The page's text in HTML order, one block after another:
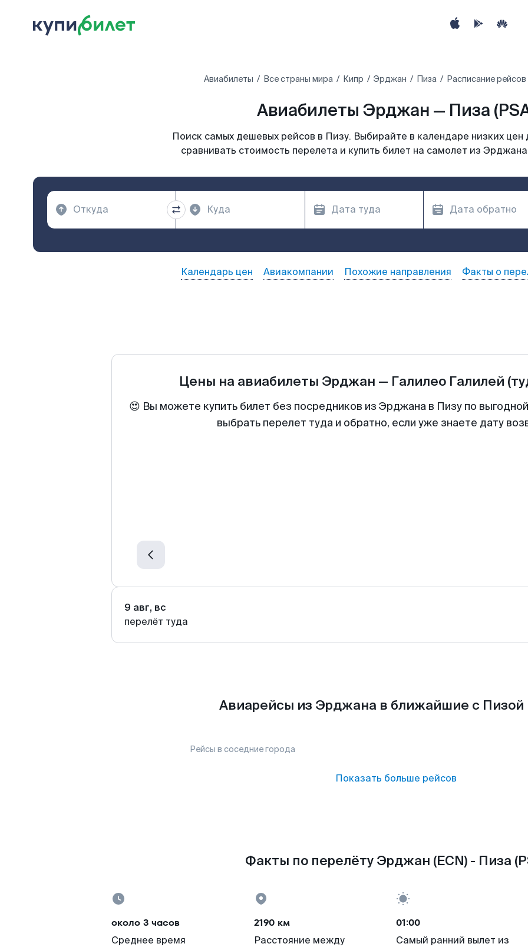
Авиабилеты Все страны мира Кипр Эрджан Пиза Расписание
Авиабилеты Эрджан — Пиза
Поиск самых дешевых рейсов в Пизу. Выбирайте в календаре низких цен
сравнивать стоимость перелета и купить билет на самолет из
Календарь цен Авиакомпании Похожие направления Факты о
Цены на авиабилеты Эрджан — Галилео Галилей
😍 Вы можете купить билет без посредников из Эрджана в Пизу по
выбрать перелет туда и обратно, если уже знаете дату
9 авг, вс
перелёт туда
Авиарейсы из Эрджана в ближайшие с Пизой
Рейсы в соседние города
Показать больше рейсов
Факты по перелёту Эрджан (ECN) - Пиза
около 3 часов
Среднее время
2190 км
Расстояние между
01:00
Самый ранний вылет из